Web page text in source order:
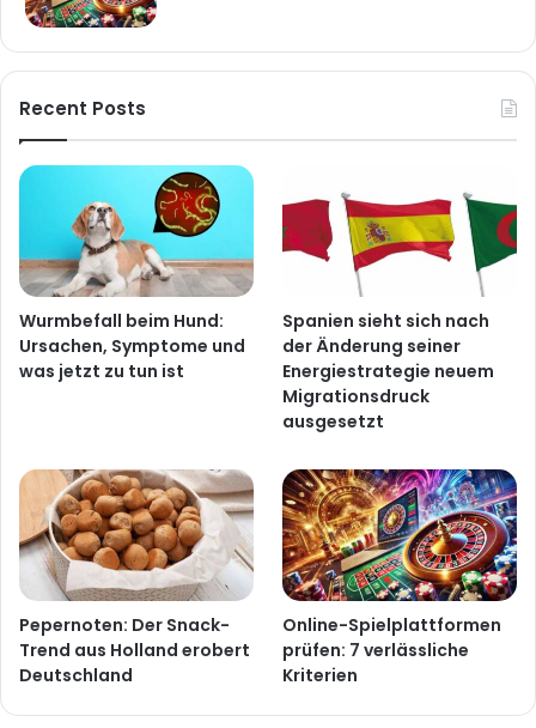
Recent Posts
Wurmbefall beim Hund:
Ursachen, Symptome und
was jetzt zu tun ist
Spanien sieht sich nach
der Änderung seiner
Energiestrategie neuem
Migrationsdruck
ausgesetzt
Pepernoten: Der Snack-
Trend aus Holland erobert
Deutschland
Online-Spielplattformen
prüfen: 7 verlässliche
Kriterien